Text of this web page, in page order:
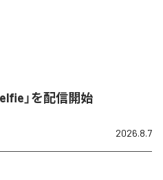
」を配信開始
2026.8.7